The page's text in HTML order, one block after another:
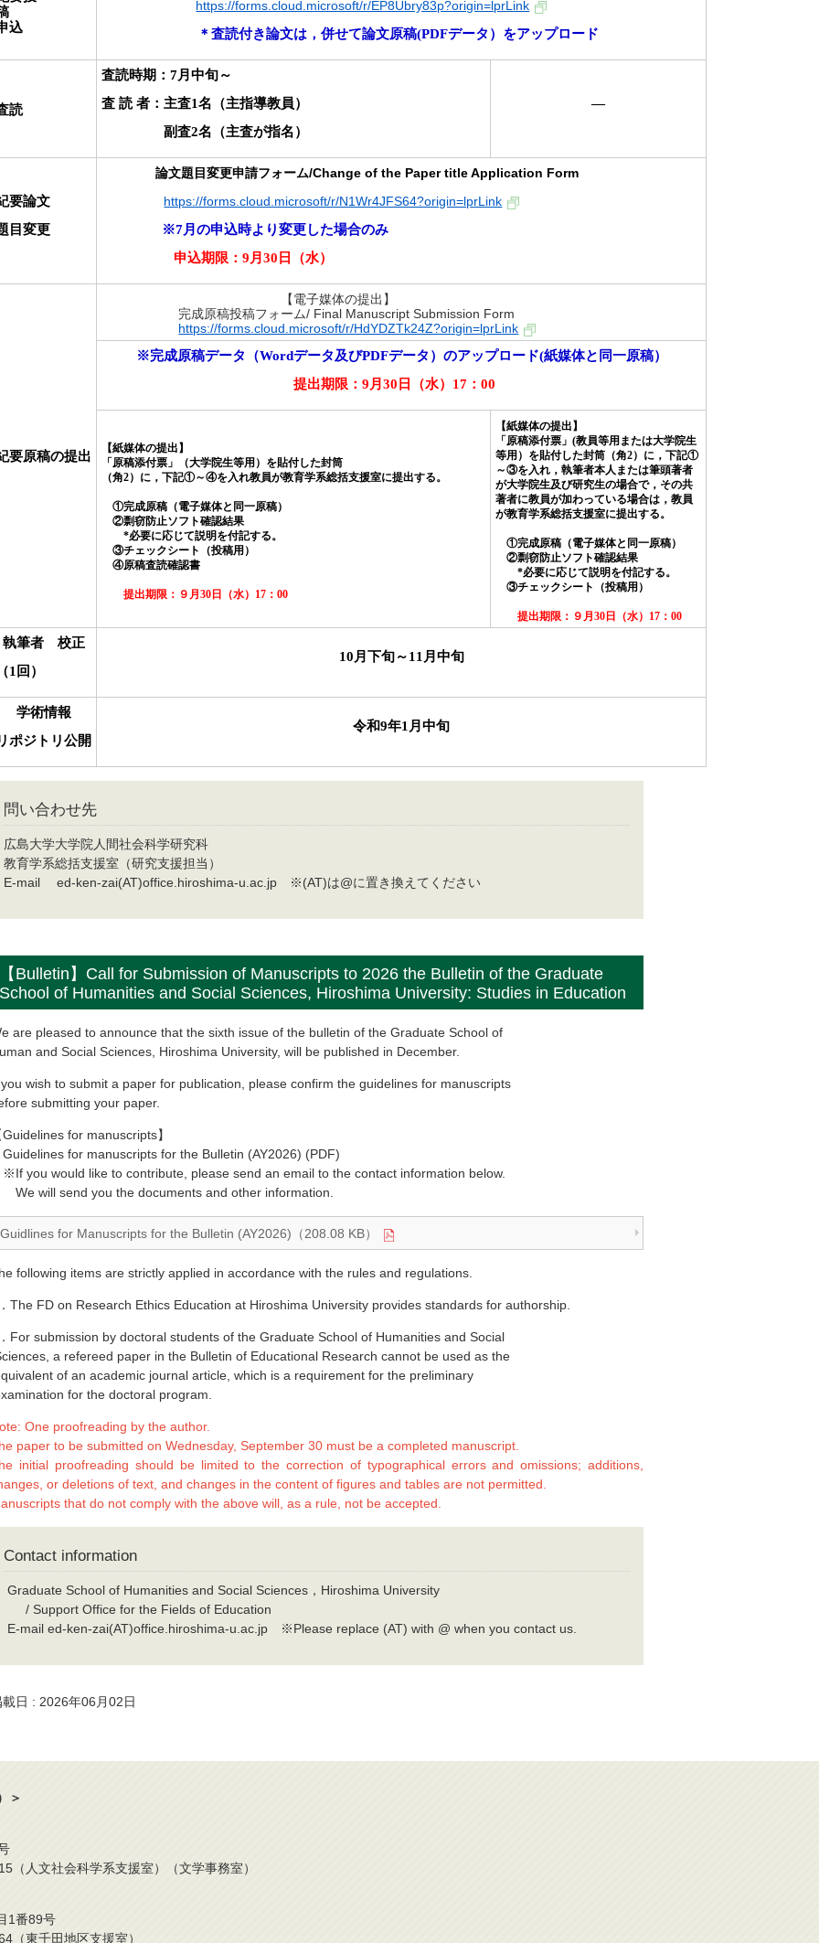
込
https://forms.cloud.microsoft/r/EP8Ubry83p?origin=lprLink
＊査読付き論文は，併せて論文原稿(PDFデータ）をアップロード
読
査読時期：7月中旬～
査 読 者：主査1名（主指導教員）
副査2名（主査が指名）
―
要論文
目変更
論文題目変更申請フォーム/Change of the Paper title Application Form
https://forms.cloud.microsoft/r/N1Wr4JFS64?origin=lprLink
※7月の申込時より変更した場合のみ
申込期限： 9月 30 日（水）
要原稿の提出
【電子媒体の提出】
完成原稿投稿フォーム/ Final Manuscript Submission Form
https://forms.cloud.microsoft/r/HdYDZTk24Z?origin=lprLink
※完成原稿データ（Wordデータ及びPDFデータ）のアップロード(紙媒体と同一原稿）
提出期限：9月30 日（水） 17 ：00
【紙媒体の提出】
「原稿添付票」（大学院生等用）を貼付した封筒
（角2）に，下記①～④を入れ教員が教育学系総括支援室に提出する。
①完成原稿（電子媒体と同一原稿）
②剽窃防止ソフト確認結果
*必要に応じて説明を付記する。
③チェックシート（投稿用）
④原稿査読確認書
提出期限：９月30 日（水） 17 ：00
【紙媒体の提出】
「原稿添付票」(教員等用または大学院生
等用）を貼付した封筒（角2）に，下記①
～③を入れ，執筆者本人または筆頭著者
が大学院生及び研究生の場合で，その共
著者に教員が加わっている場合は，教員
が教育学系総括支援室に提出する。
①完成原稿（電子媒体と同一原稿）
②剽窃防止ソフト確認結果
*必要に応じて説明を付記する。
③チェックシート（投稿用）
提出期限：９月30 日（水） 17 ：00
執筆者 校正
（1 回）
10月下旬～11月中旬
学術情報
ポジトリ公開
令和9年1月中旬
問い合わせ先
広島大学大学院人間社会科学研究科
教育学系総括支援室（研究支援担当）
E-mail ed-ken-zai(AT)office.hiroshima-u.ac.jp ※(AT)は@に置き換えてください
【Bulletin】Call for Submission of Manuscripts to 2026 the Bulletin of the Graduate
School of Humanities and Social Sciences, Hiroshima University: Studies in Education
are pleased to announce that the sixth issue of the bulletin of the Graduate School of
and Social Sciences, Hiroshima University, will be published in December.
wish to submit a paper for publication, please confirm the guidelines for manuscripts
submitting your paper.
Guidelines for manuscripts】
Guidelines for manuscripts for the Bulletin (AY2026) (PDF)
you would like to contribute, please send an email to the contact information below.
will send you the documents and other information.
Guidlines for Manuscripts for the Bulletin (AY2026)（208.08 KB）
following items are strictly applied in accordance with the rules and regulations.
The FD on Research Ethics Education at Hiroshima University provides standards for authorship.
For submission by doctoral students of the Graduate School of Humanities and Social
a refereed paper in the Bulletin of Educational Research cannot be used as the
of an academic journal article, which is a requirement for the preliminary
for the doctoral program.
One proofreading by the author.
paper to be submitted on Wednesday, September 30 must be a completed manuscript.
initial proofreading should be limited to the correction of typographical errors and omissions; additions,
or deletions of text, and changes in the content of figures and tables are not permitted.
that do not comply with the above will, as a rule, not be accepted.
Contact information
Graduate School of Humanities and Social Sciences，Hiroshima University
/ Support Office for the Fields of Education
E-mail ed-ken-zai(AT)office.hiroshima-u.ac.jp ※Please replace (AT) with @ when you contact us.
載日 : 2026年06月02日
＞
人文社会科学系支援室）（文学事務室）
1番89号
東千田地区支援室）